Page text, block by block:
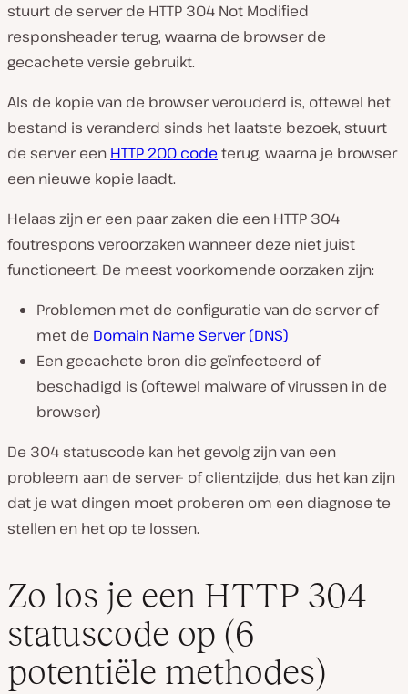
stuurt de server de HTTP 304 Not Modified
responsheader terug, waarna de browser de
gecachete versie gebruikt.
Als de kopie van de browser verouderd is, oftewel het
bestand is veranderd sinds het laatste bezoek, stuurt
de server een HTTP 200 code terug, waarna je browser
een nieuwe kopie laadt.
Helaas zijn er een paar zaken die een HTTP 304
foutrespons veroorzaken wanneer deze niet juist
functioneert. De meest voorkomende oorzaken zijn:
Problemen met de configuratie van de server of
met de Domain Name Server (DNS)
Een gecachete bron die geïnfecteerd of
beschadigd is (oftewel malware of virussen in de
browser)
De 304 statuscode kan het gevolg zijn van een
probleem aan de server- of clientzijde, dus het kan zijn
dat je wat dingen moet proberen om een diagnose te
stellen en het op te lossen.
Zo los je een HTTP 304
statuscode op (6
potentiële methodes)